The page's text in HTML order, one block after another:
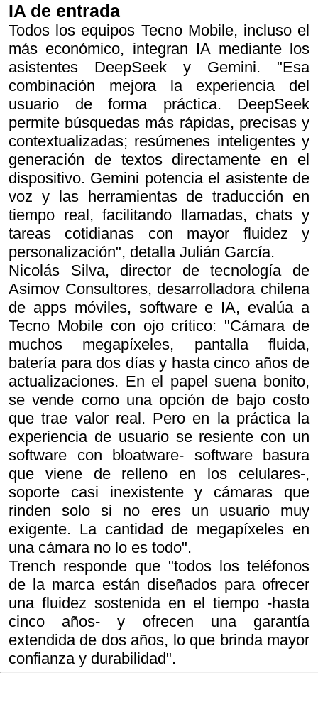
IA de entrada
Todos los equipos Tecno Mobile, incluso el
más económico, integran IA mediante los
asistentes DeepSeek y Gemini. "Esa
combinación mejora la experiencia del
usuario de forma práctica. DeepSeek
permite búsquedas más rápidas, precisas y
contextualizadas; resúmenes inteligentes y
generación de textos directamente en el
dispositivo. Gemini potencia el asistente de
voz y las herramientas de traducción en
tiempo real, facilitando llamadas, chats y
tareas cotidianas con mayor fluidez y
personalización", detalla Julián García.
Nicolás Silva, director de tecnología de
Asimov Consultores, desarrolladora chilena
de apps móviles, software e IA, evalúa a
Tecno Mobile con ojo crítico: "Cámara de
muchos megapíxeles, pantalla fluida,
batería para dos días y hasta cinco años de
actualizaciones. En el papel suena bonito,
se vende como una opción de bajo costo
que trae valor real. Pero en la práctica la
experiencia de usuario se resiente con un
software con bloatware- software basura
que viene de relleno en los celulares-,
soporte casi inexistente y cámaras que
rinden solo si no eres un usuario muy
exigente. La cantidad de megapíxeles en
una cámara no lo es todo".
Trench responde que "todos los teléfonos
de la marca están diseñados para ofrecer
una fluidez sostenida en el tiempo -hasta
cinco años- y ofrecen una garantía
extendida de dos años, lo que brinda mayor
confianza y durabilidad".